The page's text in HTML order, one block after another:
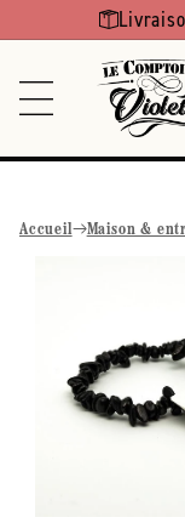
Ignorer et
passer au
Accueil Maison &